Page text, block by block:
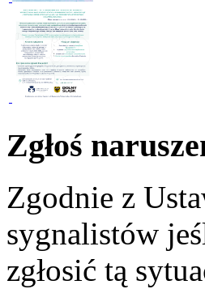
Zgłoś
Zgodnie z
sygnalistów
zgłosić tą